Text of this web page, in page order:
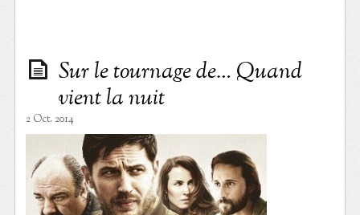
Sur le tournage de… Quand
vient la nuit
2 Oct. 2014